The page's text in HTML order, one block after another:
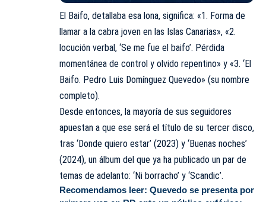
El Baifo, detallaba esa lona, significa: «1. Forma de
llamar a la cabra joven en las Islas Canarias», «2.
locución verbal, ‘Se me fue el baifo’. Pérdida
momentánea de control y olvido repentino» y «3. ‘El
Baifo. Pedro Luis Domínguez Quevedo» (su nombre
completo).
Desde entonces, la mayoría de sus seguidores
apuestan a que ese será el título de su tercer disco,
tras ‘Donde quiero estar’ (2023) y ‘Buenas noches’
(2024), un álbum del que ya ha publicado un par de
temas de adelanto: ‘Ni borracho’ y ‘Scandic’.
Recomendamos leer: Quevedo se presenta por